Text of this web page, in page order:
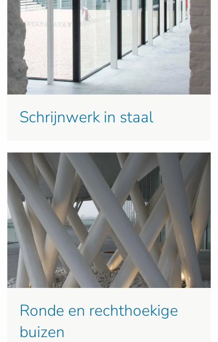
Schrijnwerk in staal
Ronde en rechthoekige
buizen